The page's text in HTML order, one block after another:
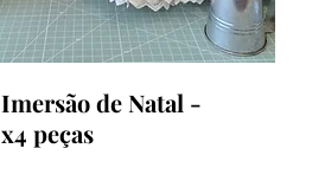
Imersão de Natal -
x4 peças